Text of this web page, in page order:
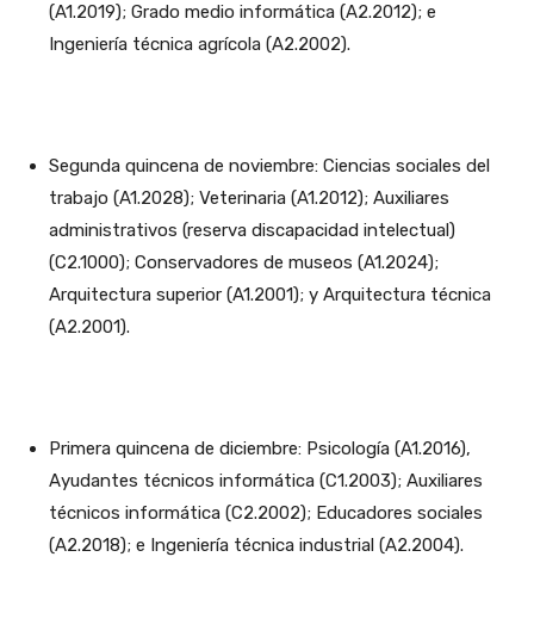
(A1.2019); Grado medio informática (A2.2012); e
Ingeniería técnica agrícola (A2.2002).
Segunda quincena de noviembre: Ciencias sociales del
trabajo (A1.2028); Veterinaria (A1.2012); Auxiliares
administrativos (reserva discapacidad intelectual)
(C2.1000); Conservadores de museos (A1.2024);
Arquitectura superior (A1.2001); y Arquitectura técnica
(A2.2001).
Primera quincena de diciembre: Psicología (A1.2016),
Ayudantes técnicos informática (C1.2003); Auxiliares
técnicos informática (C2.2002); Educadores sociales
(A2.2018); e Ingeniería técnica industrial (A2.2004).